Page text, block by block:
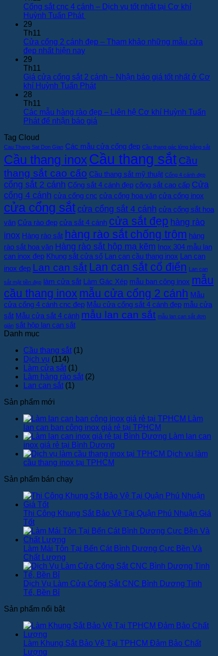
luận
ở
sắt
cnc
hiện
đại
khí
Huỳnh
Cổng sắt cnc 4 cánh – Dịch vụ tốt nhất tại Cơ khí
Huỳnh Tuấn Phát
luận
ở
cnc
4
Dịch
vụ
tại
Cơ
khí
Huỳnh
Tuấn
Phát
29
Th11
Cửa cổng 2 cánh đẹp – Tham khảo những mẫu cửa
đẹp nhất hiện nayKhông
luận
ở
2
cánh
Tham
khảo
những
mẫu
cửa
đẹp
nhất
hiện
29
Th11
Giá cửa cổng sắt 2 cánh – Nhận báo giá tốt nhất ở Cơ
khí Huỳnh Tuấn PhátKhông
luận
ở
cổng
sắt
2
cánh
–
Nhận
báo
giá
nhất
ở
Cơ
khí
Huỳnh
Tuấn
Phát
28
Th11
Các mẫu hàng rào đẹp – Liên hệ Cơ khí Huỳnh Tuấn
Phát để nhận báo giá
luận
ở
Các
mẫu
hàng
rào
đẹp
–
Liên
hệ
Cơ
khí
Huỳnh
Tuấn
Phát
để
nhận
báo
giá
Tag Cloud
Cau Thang Sat Don Gian Các mẫu cửa cổng đẹp Cầu thang gác lửng bằng sắt
Cầu thang inox Cầu thang sắt Cầu
thang sắt cao cấo Cầu thang sắt mỹ thuật Cổng 4 cánh đẹp
cổng sắt 2 cánh Cổng sắt 4 cánh đẹp cổng sắt cao cấp Cửa
cổng 4 cánh cửa cổng cnc cửa cổng hoa văn cửa cổng inox
cửa cổng sắtcửa cổng sắt 4 cánh cửa cổng sắt hoa
văn Cửa rào đẹp cửa sắt 4 cánh cửa sắt đẹp hàng rào
inox Hàng rào sắt hàng rào sắt chống trộm hàng
rào sắt hoa văn Hàng rào sắt hộp mạ kẽm Inox 304 mẫu lan
can inox đẹp Khung sắt cửa sổ Lan can cầu thang inox Lan can
inox đẹp Lan can sắt Lan can sắt cổ điển Lan can
sắt mặt tiền đẹp làm cửa sắt Làm Gác Xép mẫu ban công inox mẫu
cầu thang inox mẫu cửa cổng 2 cánh Mẫu
cửa cổng 4 cánh cnc đẹp Mẫu cửa cổng sắt 4 cánh đẹp mẫu cửa
sắt Mẫu cửa sắt 4 cánh mẫu lan can sắt mẫu lan can sắt đơn
giản sắt hộp lan can sắt
Danh mục
Cầu thang sắt(1)
Dịch vụ (114)
Làm cửa sắt(1)
Làm hàng rào sắt(2)
Lan can sắt(1)
Sản phẩm mới
Làm
lan can ban công inox giá rẻ tại TPHCM
Làm lan can
inox giá rẻ tại Bình Dương
Dịch vụ làm
cầu thang inox tại TPHCM
Sản phẩm bán chạy
Thi Công Khung Sắt Bảo Vệ Tại Quận Phú Nhuận Giá
Tốt
Làm Mái Tôn Tại Bến Cát Bình Dương Cực Bền Và
Chất Lượng
Dịch Vụ Làm Cửa Cổng Sắt CNC Bình Dương Tinh
Tế, Bền Bỉ
Sản phẩm nổi bật
Làm Khung Sắt Bảo Vệ Tại TPHCM Đảm Bảo Chất
Lượng